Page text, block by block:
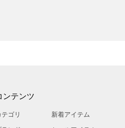
ンテンツ
テゴリ
新着アイテム